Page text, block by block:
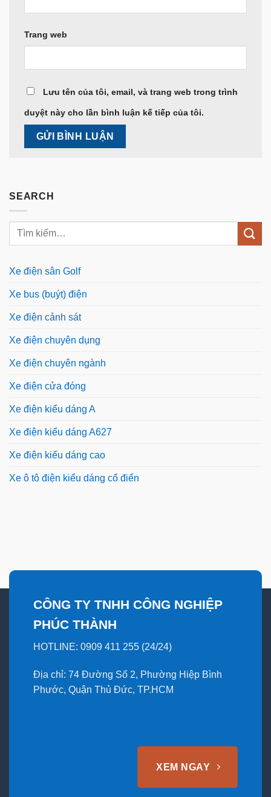
Trang web
Lưu tên của tôi, email, và trang web trong trình
duyệt này cho lần bình luận kế tiếp của tôi.
SEARCH
Xe điện sân Golf
Xe bus (buýt) điện
Xe điện cảnh sát
Xe điện chuyên dụng
Xe điện chuyên ngành
Xe điện cửa đóng
Xe điện kiểu dáng A
Xe điện kiểu dáng A627
Xe điện kiểu dáng cao
Xe ô tô điện kiểu dáng cổ điển
CÔNG TY TNHH CÔNG NGHIỆP
PHÚC THÀNH
HOTLINE: 0909 411 255 (24/24)
Địa chỉ: 74 Đường Số 2, Phường Hiệp Bình
Phước, Quận Thủ Đức, TP.HCM
XEM NGAY